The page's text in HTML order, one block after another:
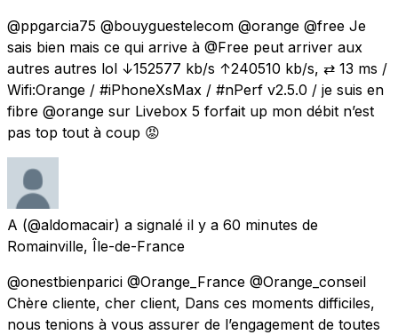
@ppgarcia75 @bouyguestelecom @orange @free Je
sais bien mais ce qui arrive à @Free peut arriver aux
autres autres lol ↓152577 kb/s ↑240510 kb/s, ⇄ 13 ms /
Wifi:Orange / #iPhoneXsMax / #nPerf v2.5.0 / je suis en
fibre @orange sur Livebox 5 forfait up mon débit n’est
pas top tout à coup 😡
A (@aldomacair) a signalé il y a 60 minutes de
Romainville, Île-de-France
@onestbienparici @Orange_France @Orange_conseil
Chère cliente, cher client, Dans ces moments difficiles,
nous tenions à vous assurer de l’engagement de toutes